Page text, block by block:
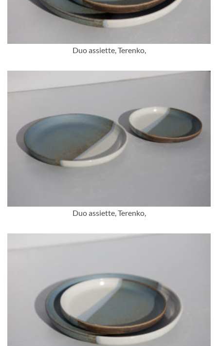
Duo assiette, Terenko,
Duo assiette, Terenko,